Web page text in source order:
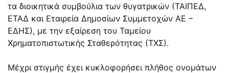
τα διοικητικά συμβούλια των θυγατρικών (ΤΑΙΠΕΔ,
ΕΤΑΔ και Εταιρεία Δημοσίων Συμμετοχών ΑΕ –
ΕΔΗΣ), με την εξαίρεση του Ταμείου
Χρηματοπιστωτικής Σταθερότητας (ΤΧΣ).
Μέχρι στιγμής έχει κυκλοφορήσει πλήθος ονομάτων